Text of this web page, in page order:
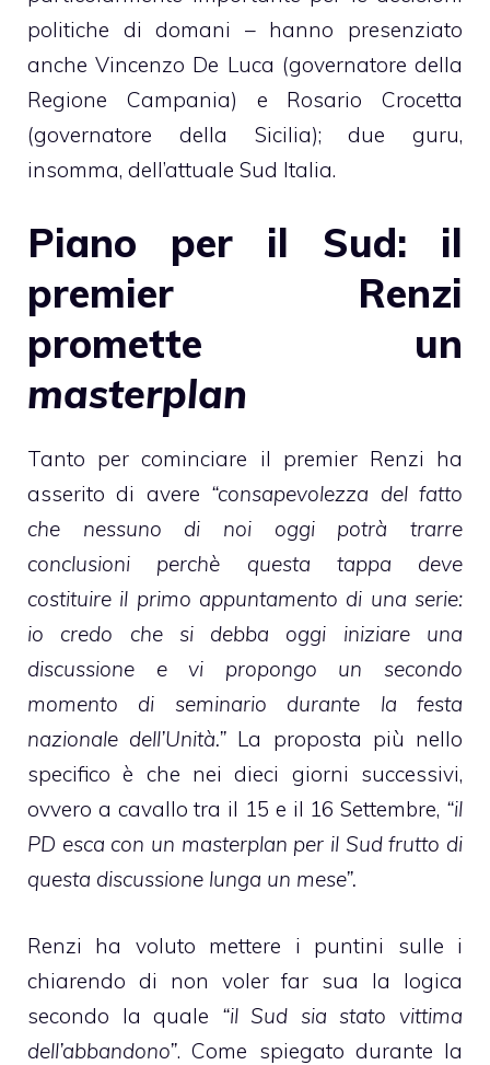
politiche di domani – hanno presenziato
anche Vincenzo De Luca (governatore della
Regione Campania) e Rosario Crocetta
(governatore della Sicilia); due guru,
insomma, dell’attuale Sud Italia.
Piano per il Sud: il
premier Renzi
promette un
masterplan
Tanto per cominciare il premier Renzi ha
asserito di avere “consapevolezza del fatto
che nessuno di noi oggi potrà trarre
conclusioni perchè questa tappa deve
costituire il primo appuntamento di una serie:
io credo che si debba oggi iniziare una
discussione e vi propongo un secondo
momento di seminario durante la festa
nazionale dell’Unità.” La proposta più nello
specifico è che nei dieci giorni successivi,
ovvero a cavallo tra il 15 e il 16 Settembre, “il
PD esca con un masterplan per il Sud frutto di
questa discussione lunga un mese”.
Renzi ha voluto mettere i puntini sulle i
chiarendo di non voler far sua la logica
secondo la quale “il Sud sia stato vittima
dell’abbandono”. Come spiegato durante la